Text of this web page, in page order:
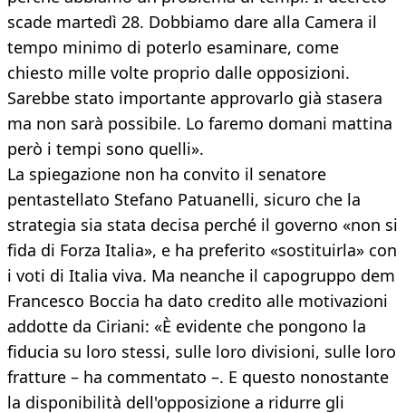
scade martedì 28. Dobbiamo dare alla Camera il
tempo minimo di poterlo esaminare, come
chiesto mille volte proprio dalle opposizioni.
Sarebbe stato importante approvarlo già stasera
ma non sarà possibile. Lo faremo domani mattina
però i tempi sono quelli».
La spiegazione non ha convito il senatore
pentastellato Stefano Patuanelli, sicuro che la
strategia sia stata decisa perché il governo «non si
fida di Forza Italia», e ha preferito «sostituirla» con
i voti di Italia viva. Ma neanche il capogruppo dem
Francesco Boccia ha dato credito alle motivazioni
addotte da Ciriani: «È evidente che pongono la
fiducia su loro stessi, sulle loro divisioni, sulle loro
fratture – ha commentato –. E questo nonostante
la disponibilità dell'opposizione a ridurre gli